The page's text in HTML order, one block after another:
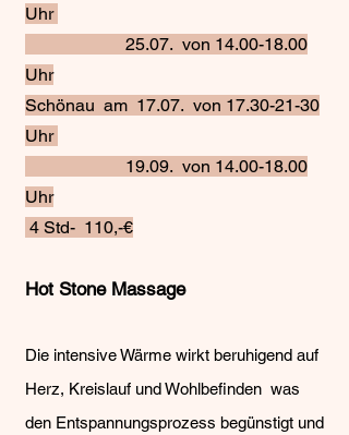
Uhr
25.07. von 14.00-18.00
Uhr
Schönau am 17.07. von 17.30-21-30
Uhr
19.09. von 14.00-18.00
Uhr
4 Std- 110,-€
Hot Stone Massage
Die intensive Wärme wirkt beruhigend auf
Herz, Kreislauf und Wohlbefinden was
den Entspannungsprozess begünstigt und